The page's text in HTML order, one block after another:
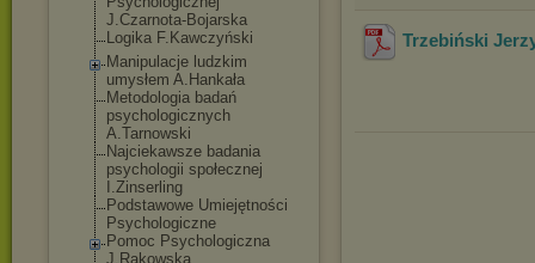
J.Czarnota-Bojars ka
Logika F.Kawczyński
Manipulacje ludzkim
umysłem A.Hankała
Metodologia badań
psychologicznych
A.Tarnowski
Najciekawsze badania
psychologii społecznej
I.Zinserling
Podstawowe Umiejętności
Psychologiczne
Pomoc Psychologiczna
J.Rakowska
Trzebiński